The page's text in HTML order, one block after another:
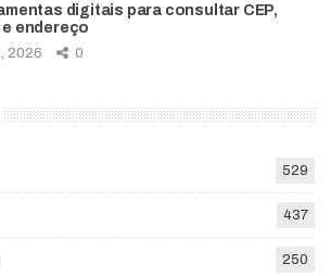
digitais para consultar CEP,
e endereço
2026 0
529
437
250